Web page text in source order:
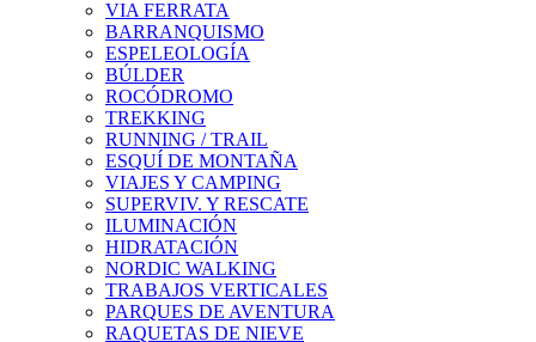
VIA FERRATA
BARRANQUISMO
ESPELEOLOGÍA
BÚLDER
ROCÓDROMO
TREKKING
RUNNING / TRAIL
ESQUÍ DE MONTAÑA
VIAJES Y CAMPING
SUPERVIV. Y RESCATE
ILUMINACIÓN
HIDRATACIÓN
NORDIC WALKING
TRABAJOS VERTICALES
PARQUES DE AVENTURA
RAQUETAS DE NIEVE